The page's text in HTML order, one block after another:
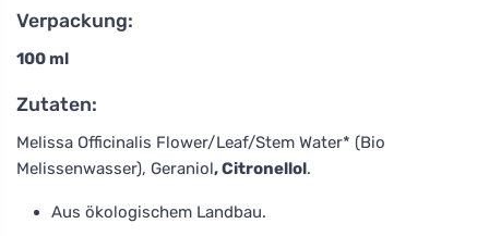
Verpackung:
100 ml
Zutaten:
Melissa Officinalis Flower/Leaf/Stem Water* (Bio
Melissenwasser), Geraniol, Citronellol.
Aus ökologischem Landbau.